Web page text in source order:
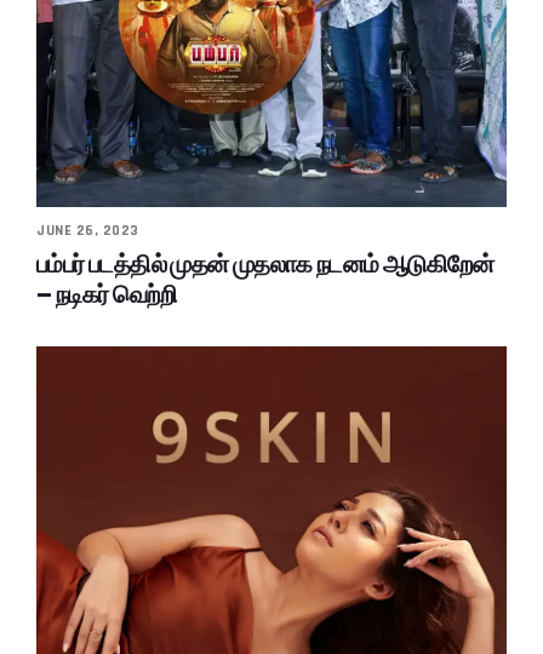
JUNE 26, 2023
பம்பர் படத்தில் முதன் முதலாக நடனம் ஆடுகிறேன்
– நடிகர் வெற்றி